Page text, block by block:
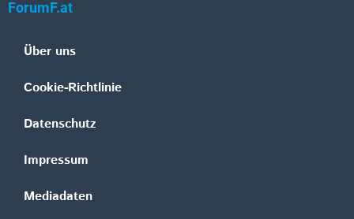
ForumF.at
Über uns
Cookie-Richtlinie
Datenschutz
Impressum
Mediadaten